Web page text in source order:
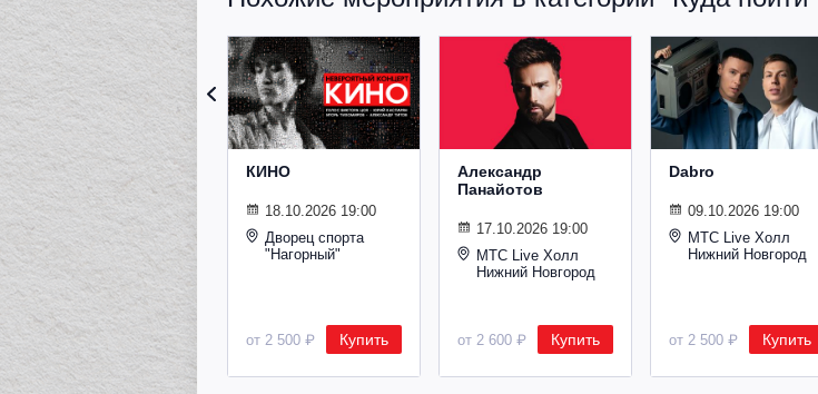
КИНО
18.10.2026 19:00
Дворец спорта
"Нагорный"
от 2 500 ₽ Купить
Александр
Панайотов
17.10.2026 19:00
МТС Live Холл
Нижний Новгород
от 2 600 ₽ Купить
Dabro
09.10.2026 19:00
МТС Live Холл
Нижний Новгород
от 2 500 ₽ Купить